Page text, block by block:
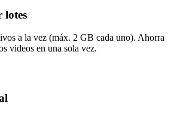
lotes
a la vez (máx. 2 GB cada uno). Ahorra
videos en una sola vez.